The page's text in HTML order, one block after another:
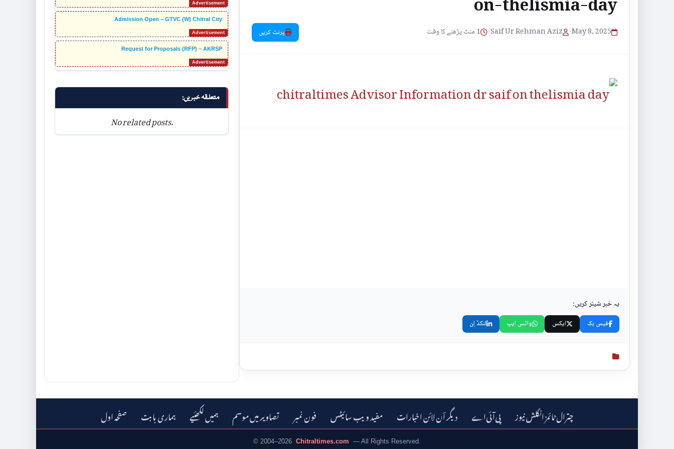
Admission Open – GTVC (W) Chitral City
Request for Proposals (RFP) – AKRSP
متعلقہ خبریں:
No related posts.
May 8, 2025
•
Saif Ur Rehman Aziz
• 1 منٹ پڑھنے کا وقت پرنٹ کریں
یہ خبر شیئر کریں:
فیس بک ایکس واٹس ایپ لنکڈ اِن
صفحہ اول ہماری بابت ہمیں لکھئیے تصاویر میں موسم فون نمبر مفید ویب سائیٹس دیگر اؔن لائن اخبارات پی‌آئی‌اے‎ چترال ٹائمز انگلش نیوز
© 2004–2026 Chitraltimes.com — All Rights Reserved.